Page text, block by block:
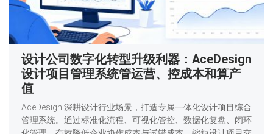
设计公司数字化转型升级利器：AceDesign
设计项目管理系统管运营、控成本和算产
值
AceDesign 深耕设计行业场景，打造专属一体化设计项目综合
管理系统。通过标准化流程、可视化管控、数据化复盘、闭环